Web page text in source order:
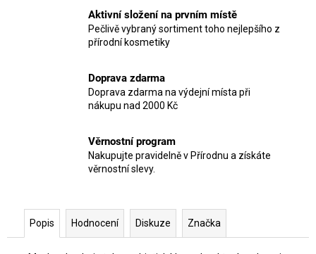
Aktivní složení na prvním místě
Pečlivě vybraný sortiment toho nejlepšího z
přírodní kosmetiky
Doprava zdarma
Doprava zdarma na výdejní místa při
nákupu nad 2000 Kč
Věrnostní program
Nakupujte pravidelně v Přírodnu a získáte
věrnostní slevy.
Popis Hodnocení Diskuze Značka